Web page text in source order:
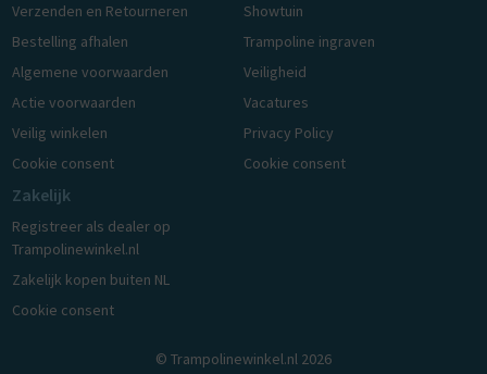
Verzenden en Retourneren
Bestelling afhalen
Algemene voorwaarden
Actie voorwaarden
Veilig winkelen
Cookie consent
Showtuin
Trampoline ingraven
Veiligheid
Vacatures
Privacy Policy
Cookie consent
Zakelijk
Registreer als dealer op
Trampolinewinkel.nl
Zakelijk kopen buiten NL
Cookie consent
© Trampolinewinkel.nl 2026